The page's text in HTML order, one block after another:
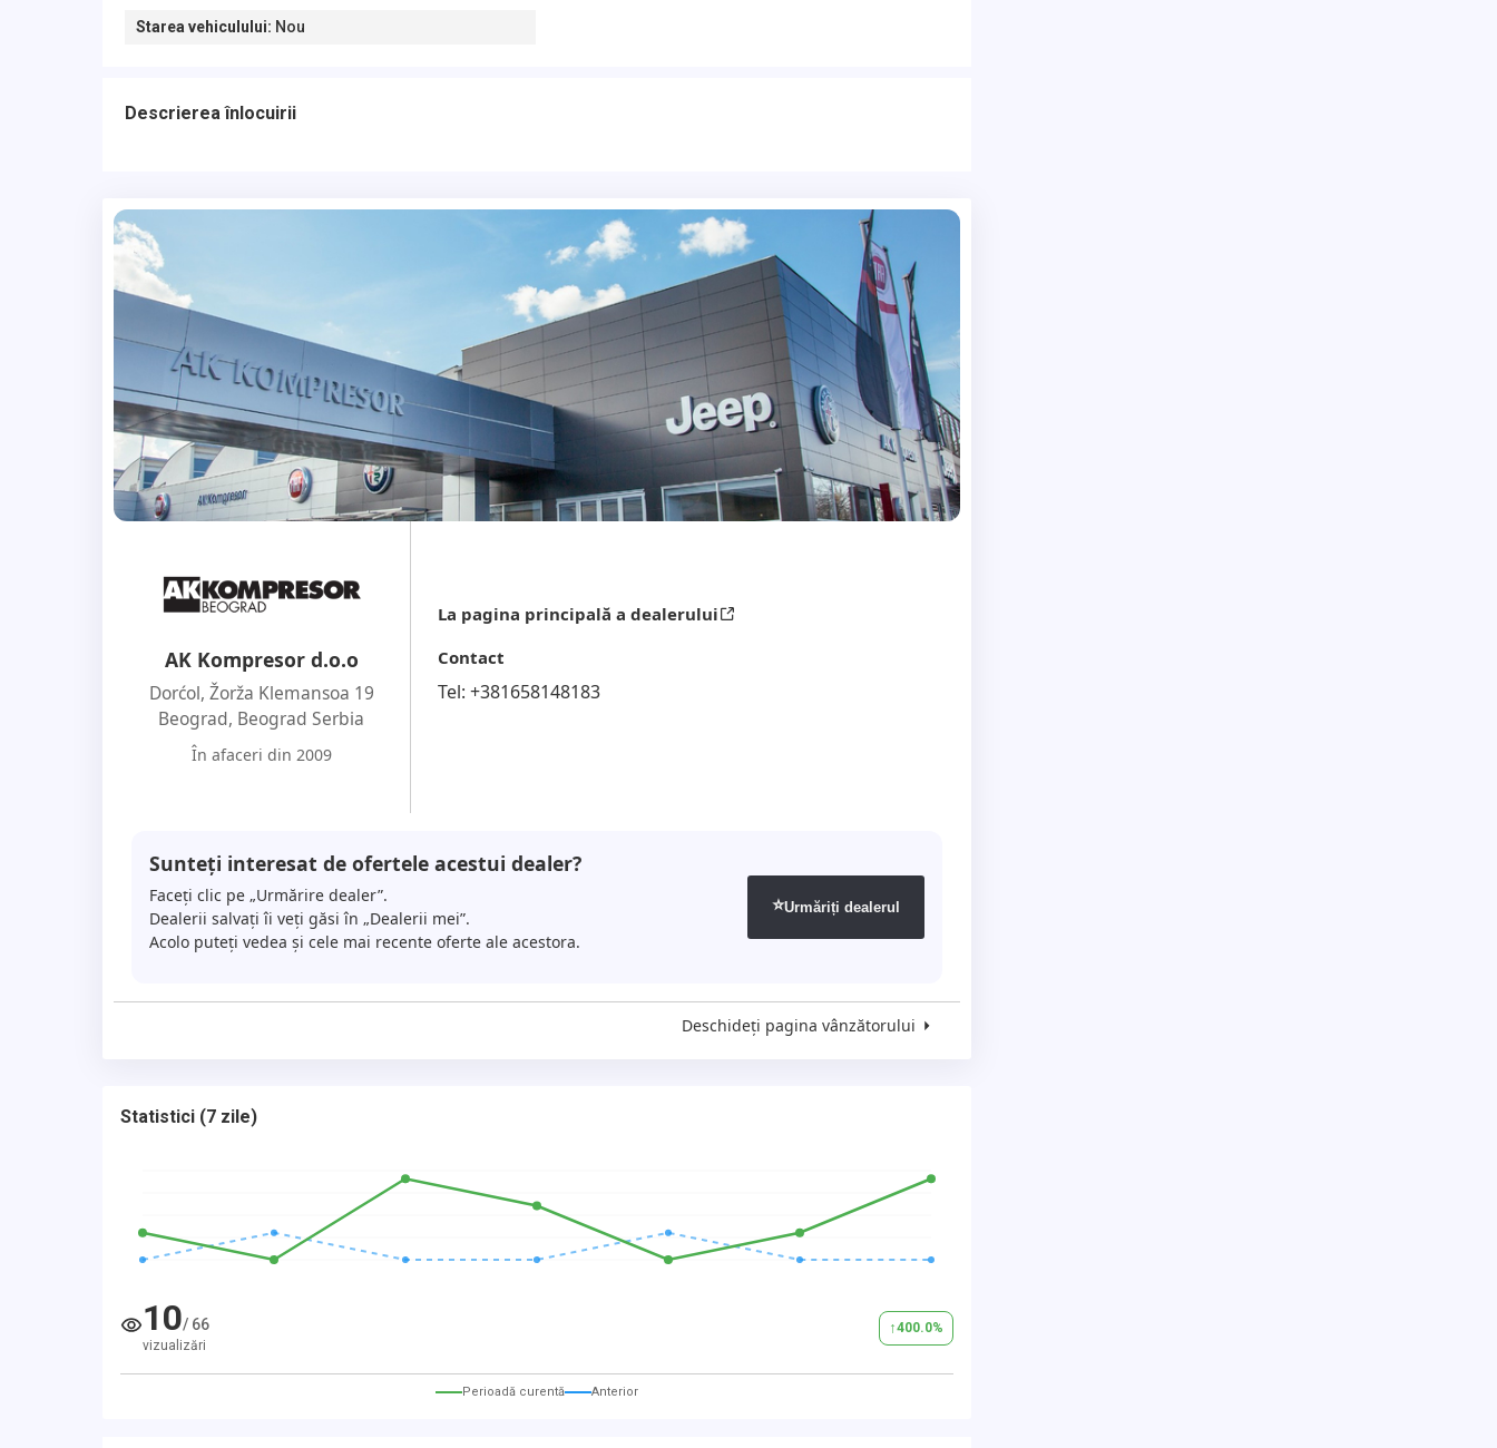
Starea vehiculului: Nou
Descrierea înlocuirii
AK Kompresor d.o.o
Dorćol, Žorža Klemansoa 19
Beograd, Beograd Serbia
În afaceri din 2009
La pagina principală a dealerului
Contact
Tel: +381658148183
Sunteți interesat de ofertele acestui dealer?
Faceți clic pe „Urmărire dealer”.
Dealerii salvați îi veți găsi în „Dealerii mei”.
Acolo puteți vedea și cele mai recente oferte ale acestora.
⭐Urmăriți dealerul
Deschideți pagina vânzătorului
Statistici (7 zile)
10/ 66
vizualizări
↑400.0%
Perioadă curentă Anterior